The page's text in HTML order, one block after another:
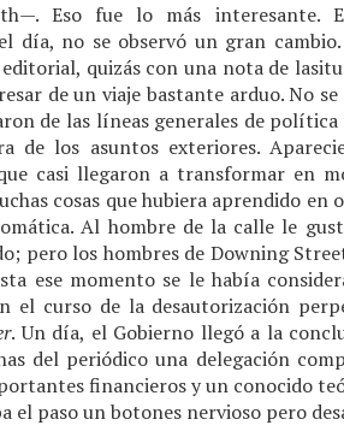
Eso fue lo más interesante.
día, no se observó un gran
quizás con una nota de
de un viaje bastante arduo. No
de las líneas generales de
de los asuntos exteriores.
casi llegaron a transformar en
cosas que hubiera aprendido en
Al hombre de la calle le
pero los hombres de Downing
ese momento se le había
el curso de la desautorización
. Un día, el Gobierno llegó a la
del periódico una delegación
financieros y un conocido
el paso un botones nervioso pero